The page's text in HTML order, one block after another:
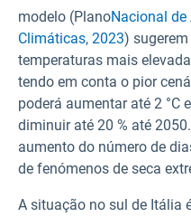
modelo (PlanoNacional
Climáticas, 2023)
temperaturas mais
tendo em conta o pior
poderá aumentar até 2 °C
diminuir até 20 % até
aumento do número de
de fenómenos de seca
A situação no sul de Itália